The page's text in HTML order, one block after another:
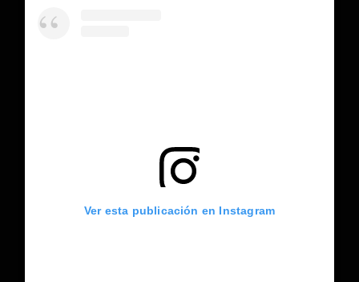
Ver esta publicación en Instagram